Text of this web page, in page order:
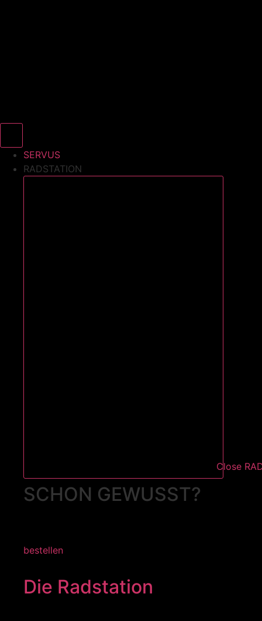
SERVUS
RADSTATION
Close
SCHON GEWUSST?
bestellen
Die Radstation